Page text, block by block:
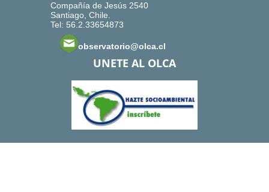
Compañía de Jesús 2540
Santiago, Chile.
Tel: 56.2.33654873
observatorio@olca.cl
UNETE AL OLCA